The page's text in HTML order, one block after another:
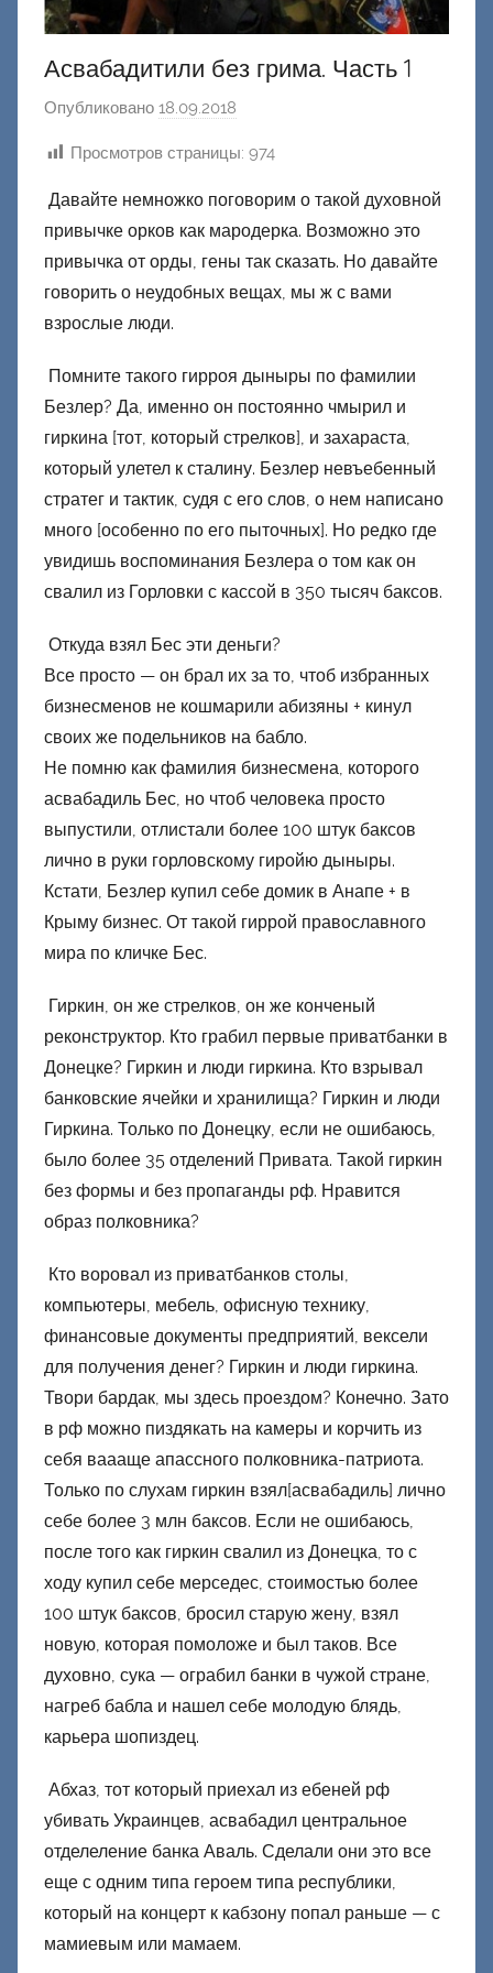
Асвабадитили без грима. Часть 1
Опубликовано 18.09.2018
т
о
р
Д
о
н
е
ц
к
й
Просмотров страницы: 974
Давайте немножко поговорим о такой духовной
привычке орков как мародерка. Возможно это
привычка от орды, гены так сказать. Но давайте
говорить о неудобных вещах, мы ж с вами
взрослые люди.
Помните такого гирроя дыныры по фамилии
Безлер? Да, именно он постоянно чмырил и
гиркина [тот, который стрелков], и захараста,
который улетел к сталину. Безлер невъебенный
стратег и тактик, судя с его слов, о нем написано
много [особенно по его пыточных]. Но редко где
увидишь воспоминания Безлера о том как он
свалил из Горловки с кассой в 350 тысяч баксов.
Откуда взял Бес эти деньги?
Все просто — он брал их за то, чтоб избранных
бизнесменов не кошмарили абизяны + кинул
своих же подельников на бабло.
Не помню как фамилия бизнесмена, которого
асвабадиль Бес, но чтоб человека просто
выпустили, отлистали более 100 штук баксов
лично в руки горловскому гиройю дыныры.
Кстати, Безлер купил себе домик в Анапе + в
Крыму бизнес. От такой гиррой православного
мира по кличке Бес.
Гиркин, он же стрелков, он же конченый
реконструктор. Кто грабил первые приватбанки в
Донецке? Гиркин и люди гиркина. Кто взрывал
банковские ячейки и хранилища? Гиркин и люди
Гиркина. Только по Донецку, если не ошибаюсь,
было более 35 отделений Привата. Такой гиркин
без формы и без пропаганды рф. Нравится
образ полковника?
Кто воровал из приватбанков столы,
компьютеры, мебель, офисную технику,
финансовые документы предприятий, вексели
для получения денег? Гиркин и люди гиркина.
Твори бардак, мы здесь проездом? Конечно. Зато
в рф можно пиздякать на камеры и корчить из
себя ваааще апассного полковника-патриота.
Только по слухам гиркин взял[асвабадиль] лично
себе более 3 млн баксов. Если не ошибаюсь,
после того как гиркин свалил из Донецка, то с
ходу купил себе мерседес, стоимостью более
100 штук баксов, бросил старую жену, взял
новую, которая помоложе и был таков. Все
духовно, сука — ограбил банки в чужой стране,
нагреб бабла и нашел себе молодую блядь,
карьера шопиздец.
Абхаз, тот который приехал из ебеней рф
убивать Украинцев, асвабадил центральное
отделеление банка Аваль. Сделали они это все
еще с одним типа героем типа республики,
который на концерт к кабзону попал раньше — с
мамиевым или мамаем.